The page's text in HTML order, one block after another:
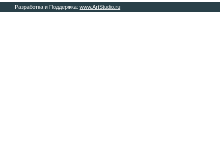
Разработка и Поддержка: www.ArtStudio.ru